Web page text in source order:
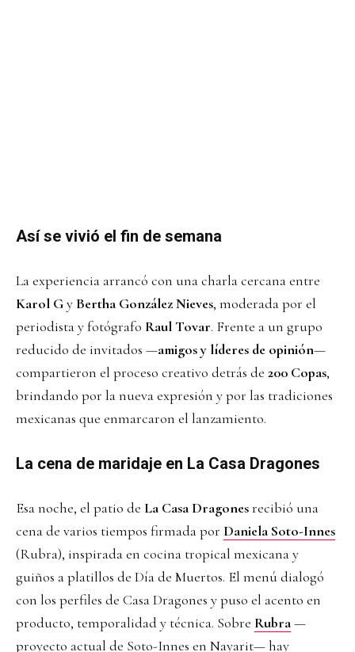
Así se vivió el fin de semana
La experiencia arrancó con una charla cercana entre
Karol Gy Bertha González Nieves, moderada por el
periodista y fotógrafo Raul Tovar. Frente a un grupo
reducido de invitados —amigos y líderes de opinión—
compartieron el proceso creativo detrás de 200 Copas,
brindando por la nueva expresión y por las tradiciones
mexicanas que enmarcaron el lanzamiento.
La cena de maridaje en La Casa Dragones
Esa noche, el patio de La Casa Dragonesrecibió una
cena de varios tiempos firmada por Daniela Soto-Innes
(Rubra), inspirada en cocina tropical mexicana y
guiños a platillos de Día de Muertos. El menú dialogó
con los perfiles de Casa Dragones y puso el acento en
producto, temporalidad y técnica. Sobre Rubra—
proyecto actual de Soto-Innes en Nayarit— hay